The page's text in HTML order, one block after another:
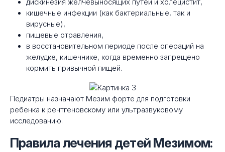
дискинезия желчевыносящих путей и холецистит,
кишечные инфекции (как бактериальные, так и
вирусные),
пищевые отравления,
в восстановительном периоде после операций на
желудке, кишечнике, когда временно запрещено
кормить привычной пищей.
Педиатры назначают Мезим форте для подготовки
ребенка к рентгеновскому или ультразвуковому
исследованию.
Правила лечения детей Мезимом: